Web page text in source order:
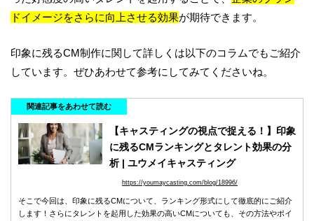
ドイメージをさらに向上させる効果が期待できます。
印象に残るCM制作に関して詳しくは以下のコラムでもご紹介
しています。ぜひあわせて参考にしてみてくださいね。
関連記事をあわせて読む
【キャスティングの視点で捉える！】印象
に残るCMランキングとタレント効果の分
析 | ユウメイキャスティング
https://youmaycasting.com/blog/18996/
そこで今回は、印象に残るCMについて、ランキング形式にして徹底的にご紹介
します！さらにタレントを起用した効果の高いCMについても、その方法やポイ